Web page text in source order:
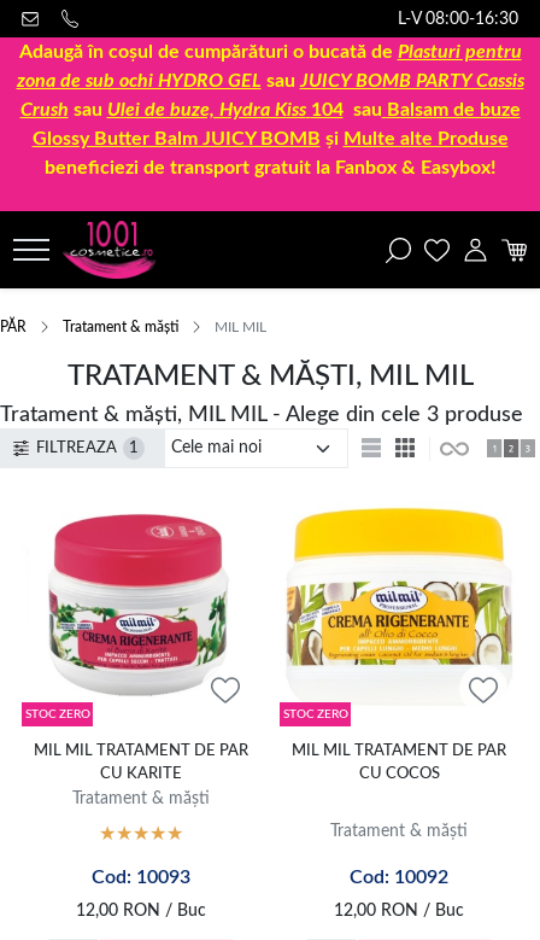
L-V 08:00-16:30
Adaugă în coșul de cumpărături o bucată de Plasturi pentru
zona de sub ochi HYDRO GEL sau JUICY BOMB PARTY Cassis
Crush sau Ulei de buze, Hydra Kiss 104sau Balsam de buze
Glossy Butter Balm JUICY BOMB și Multe alte Produse
beneficiezi de transport gratuit la Fanbox & Easybox!
PĂR Tratament & măști MIL MIL
TRATAMENT & MĂȘTI, MIL MIL
Tratament & măști, MIL MIL - Alege din cele 3 produse
FILTREAZA 1
STOC ZERO
MIL MIL TRATAMENT DE PAR
CU KARITE
Tratament & măști
Cod: 10093
12,00 RON / Buc
STOC ZERO
MIL MIL TRATAMENT DE PAR
CU COCOS
Tratament & măști
Cod: 10092
12,00 RON / Buc